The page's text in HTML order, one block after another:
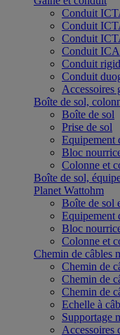
Conduit
Conduit
Conduit
Conduit ICA
Conduit
Conduit
Accessoires
Boîte de sol,
Boîte de sol
Prise de sol
Equipement
Bloc
Colonne et
Boîte de sol,
Planet Wattohm
Boîte de sol
Equipement
Bloc
Colonne et
Chemin de câbles
Chemin de
Chemin de
Chemin de
Echelle à
Supportage
Accessoires